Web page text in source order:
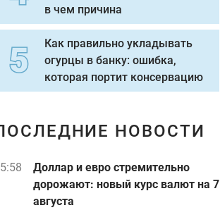
в чем причина
Как правильно укладывать
огурцы в банку: ошибка,
которая портит консервацию
НОВОСТИ
Доллар и евро стремительно
дорожают: новый курс валют на 7
августа